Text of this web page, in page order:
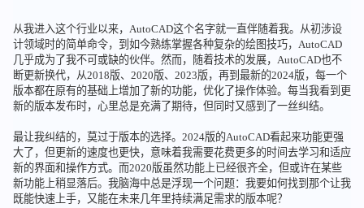
从我进入这个行业以来，AutoCAD这个名字就一直伴随着我。从初涉设
计领域时的简单命令，到如今熟练掌握各种复杂的绘图技巧，AutoCAD
几乎成为了我不可或缺的伙伴。然而，随着技术的发展，AutoCAD也不
断更新换代，从2018版、2020版、2023版，再到最新的2024版，每一个
版本都在原有的基础上增加了新的功能，优化了操作体验。每当我看到更
新的版本发布时，心里总是充满了期待，但同时又感到了一丝纠结。
最让我纠结的，莫过于版本的选择。2024版的AutoCAD看起来功能更强
大了，但更新的速度也更快，意味着我需要花费更多的时间去学习和适应
新的界面和操作方式。而2020版虽然功能上已经很齐全，但或许在某些
新功能上稍显落后。我脑海中总是浮现一个问题：我要如何找到那个让我
既能快速上手，又能在未来几年里持续满足需求的版本呢？